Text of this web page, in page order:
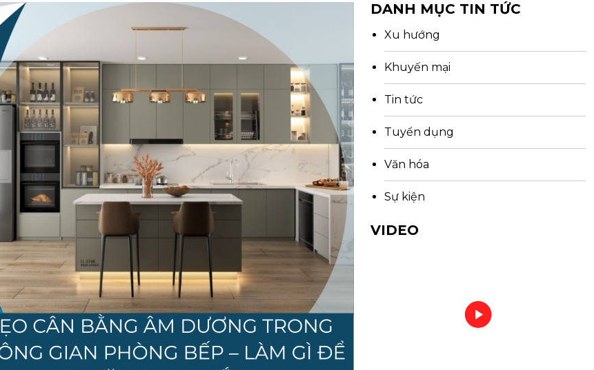
DANH MỤC TIN TỨC
Xu hướng
Khuyến mại
Tin tức
Tuyển dụng
Văn hóa
Sự kiện
VIDEO